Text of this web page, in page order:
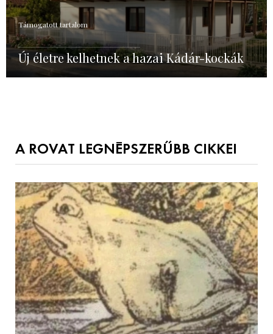
Támogatott tartalom
Új életre kelhetnek a hazai Kádár-kockák
A ROVAT LEGNÉPSZERŰBB CIKKEI